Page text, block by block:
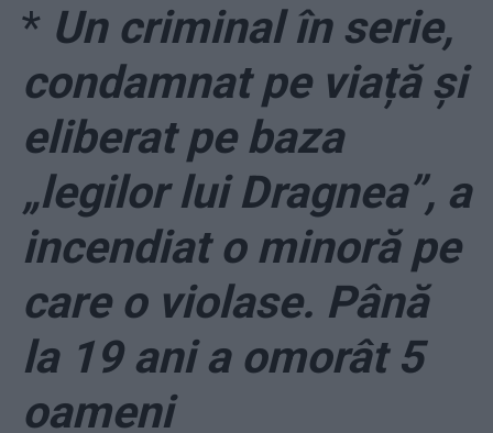
* Un criminal în serie,
condamnat pe viață și
eliberat pe baza
„legilor lui Dragnea”, a
incendiat o minoră pe
care o violase. Până
la 19 ani a omorât 5
oameni